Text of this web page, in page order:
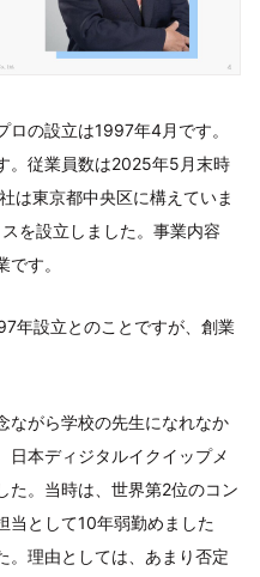
ロの設立は1997年4月です。
。従業員数は2025年5月末時
は東京都中央区に構えていま
を設立しました。事業内容
す。
年設立とのことですが、創業
ながら学校の先生になれなか
日本ディジタルイクイップメ
た。当時は、世界第2位のコン
当として10年弱勤めました
。理由としては、あまり否定